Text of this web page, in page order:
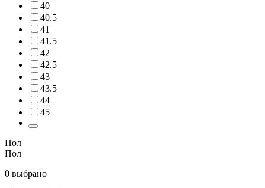
40
40.5
41
41.5
42
42.5
43
43.5
44
45
Пол
Пол
0 выбрано